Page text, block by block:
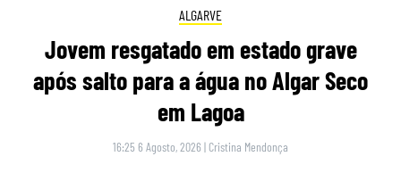
ALGARVE
Jovem resgatado em estado grave
após salto para a água no Algar Seco
em Lagoa
16:25 6 Agosto, 2026 | Cristina Mendonça